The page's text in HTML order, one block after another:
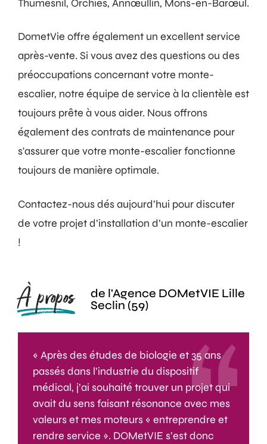
Thumesnil, Orchies, Annœullin, Mons-en-Barœul.
DometVie offre également un excellent service
après-vente. Si vous avez des questions ou des
préoccupations concernant votre monte-
escalier, notre équipe de service à la clientèle est
toujours prête à vous aider. Nous offrons
également des contrats de maintenance pour
s'assurer que votre monte-escalier fonctionne
toujours de manière optimale.
Contactez-nous dés aujourd’hui pour discuter
de votre projet d’installation d’un monte-escalier
!
À propos
de l'Agence DOMetVIE Lille
Seclin (59)
« Après des études de biologie et 35 ans
passés dans l’industrie du dispositif
médical, j’ai souhaité trouver un projet qui
avait du sens faisant résonance avec mes
valeurs et mes moteurs « entreprendre et
rendre service ». DOMetVIE s’est donc